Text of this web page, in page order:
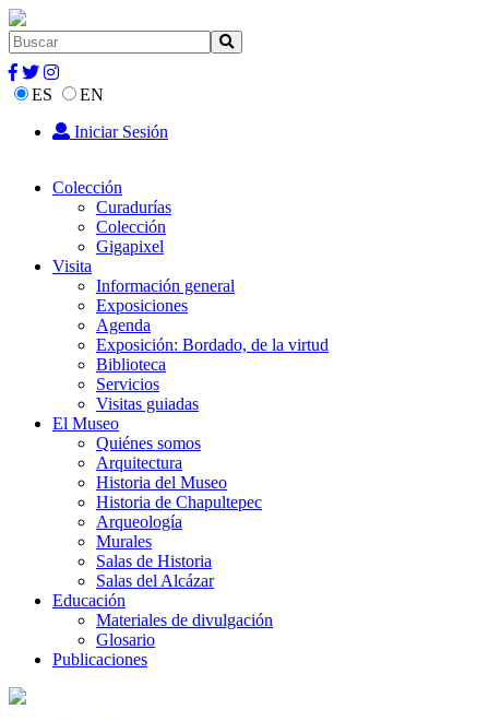
ES
EN
Iniciar Sesión
Colección
Curadurías
Colección
Gigapixel
Visita
Información general
Exposiciones
Agenda
Exposición: Bordado, de la virtud
Biblioteca
Servicios
Visitas guiadas
El Museo
Quiénes somos
Arquitectura
Historia del Museo
Historia de Chapultepec
Arqueología
Murales
Salas de Historia
Salas del Alcázar
Educación
Materiales de divulgación
Glosario
Publicaciones